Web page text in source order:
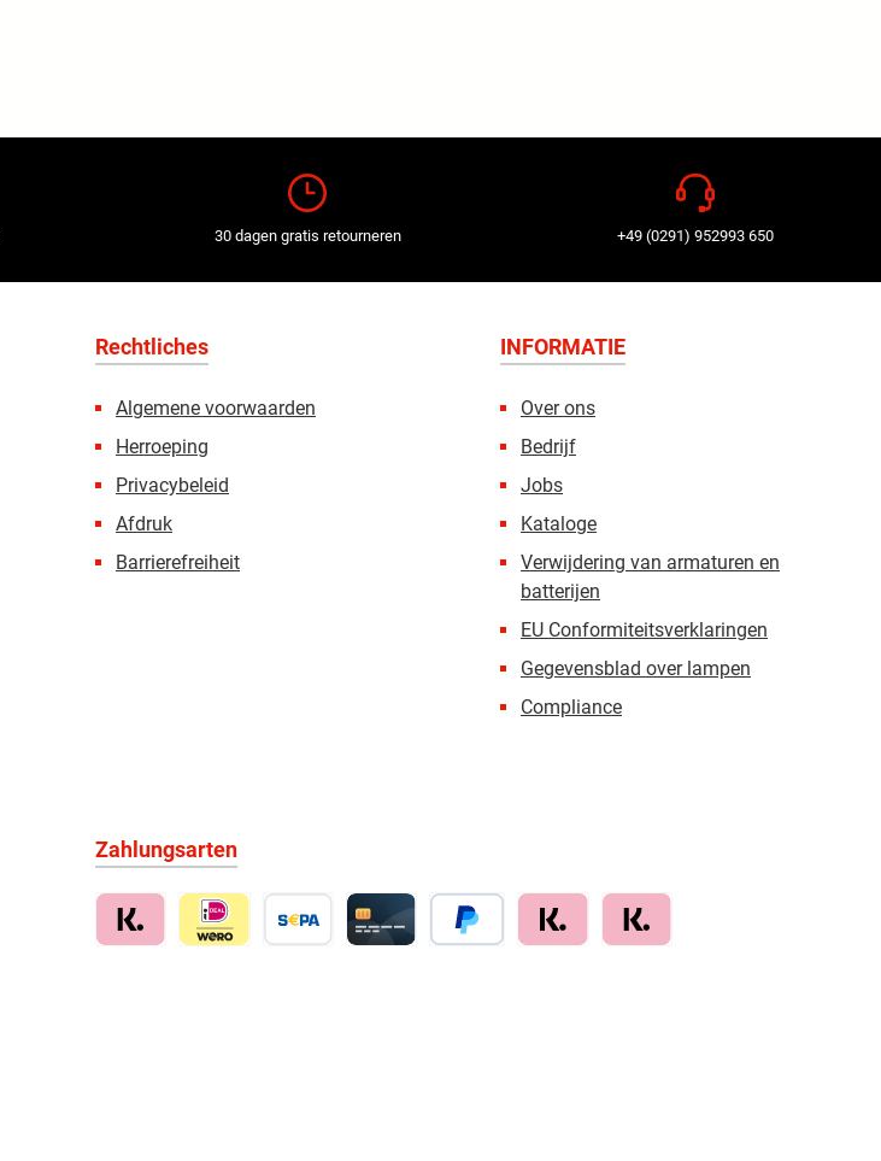
30 dagen gratis retourneren +49 (0291) 952993 650
Rechtliches
Algemene voorwaarden
Herroeping
Privacybeleid
Afdruk
Barrierefreiheit
INFORMATIE
Over ons
Bedrijf
Jobs
Kataloge
Verwijdering van armaturen en
batterijen
EU Conformiteitsverklaringen
Gegevensblad over lampen
Compliance
Zahlungsarten